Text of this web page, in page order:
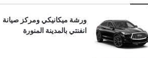
ورشة ميكانيكي ومركز صيانة
انفنتي بالمدينة المنورة